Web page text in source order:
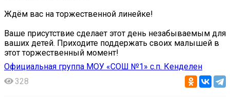
Ждём вас на торжественной линейке!
Ваше присутствие сделает этот день незабываемым для
ваших детей. Приходите поддержать своих малышей в
этот торжественный момент!
Официальная группа МОУ «СОШ №1» с.п. Кенделен
328